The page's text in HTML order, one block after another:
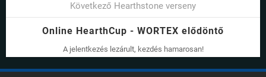
Következő Hearthstone verseny
Online HearthCup - WORTEX elődöntő
A jelentkezés lezárult, kezdés hamarosan!